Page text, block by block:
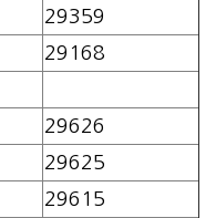
29359
29168
29626
29625
29615